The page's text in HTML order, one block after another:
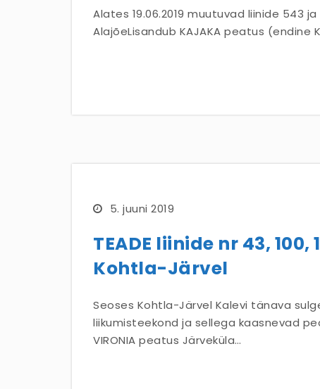
Alates 19.06.2019 muutuvad liinide 543
AlajõeLisandub KAJAKA peatus (endine
5. juuni 2019
TEADE liinide nr 43, 100,
Kohtla-Järvel
Seoses Kohtla-Järvel Kalevi tänava
liikumisteekond ja sellega kaasnevad
VIRONIA peatus Järveküla…